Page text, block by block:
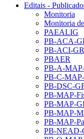
Editais -
Monitoria
Monitoria
PAEALIG
PB-ACA-
PB-ACI-GR
PBAER
PB-A-
PB-C-
PB-DSC-
PB-MAP-
PB-MAP-
PB-MAP-
PB-MAP-
PB-NEAD-